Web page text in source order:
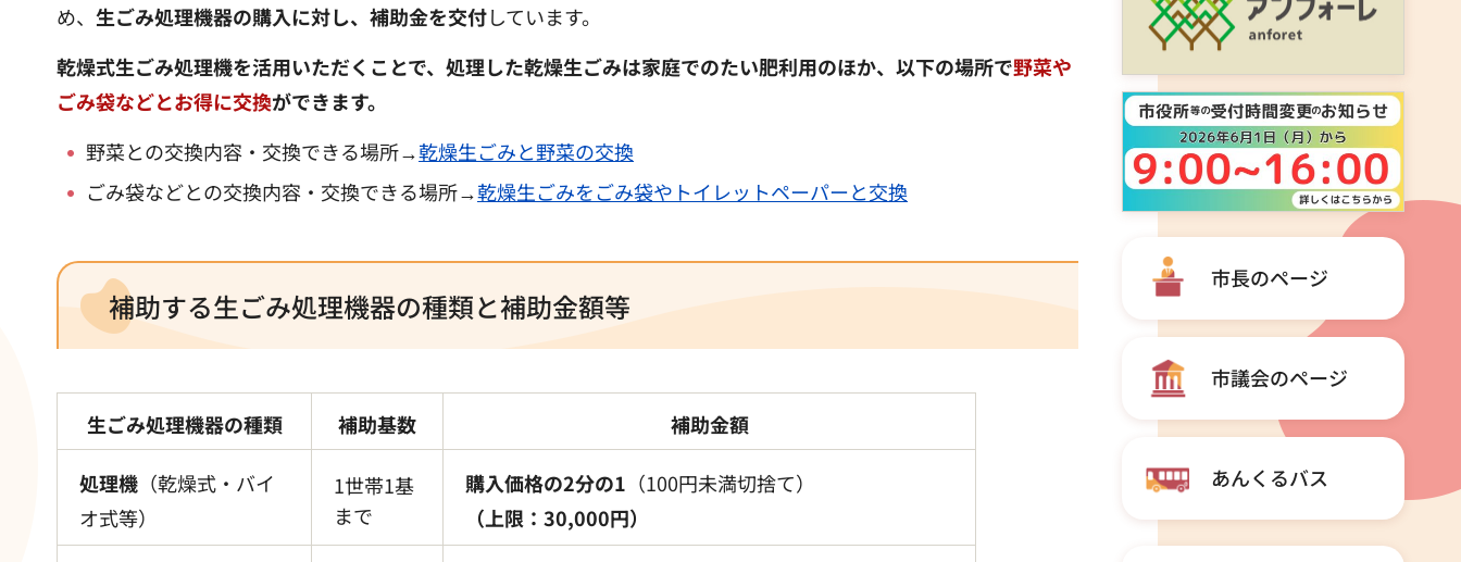
め、 生ごみ処理機器の購入に対し、補助金を交付しています。
乾燥式生ごみ処理機を活用いただくことで、処理した乾燥生ごみは家庭でのたい肥利用のほか、以下の場所で野菜や
ごみ袋などとお得に交換ができます。
野菜との交換内容・交換できる場所→乾燥生ごみと野菜の交換
ごみ袋などとの交換内容・交換できる場所→乾燥生ごみをごみ袋やトイレットペーパーと交換
補助する生ごみ処理機器の種類と補助金額等
生ごみ処理機器の種類 補助基数 補助金額
処理機 （乾燥式・バイ
オ式等）
1世帯1基
まで
購入価格の2分の1 （100円未満切捨て）
（上限：30,000円）
市長のページ
市議会のページ
あんくるバス